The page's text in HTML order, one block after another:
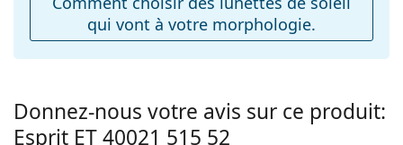
chiffon.
Explorez la gamme complète delunettes de soleilpour
découvrir d'autres modèles de marques populaires.
Accessoires
Étui:
Oui
Tissu de
Oui
Autres
qui vont à votre morphologie.
Donnez-nous votre avis sur ce produit:
Esprit ET 40021 515 52